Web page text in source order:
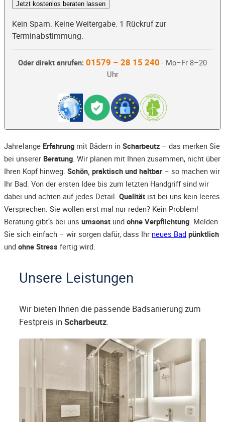
Jetzt kostenlos beraten lassen
Kein Spam. Keine Weitergabe. 1 Rückruf zur
Terminabstimmung.
Oder direkt anrufen: 01579 – 28 15 240 · Mo–Fr 8–20
Uhr
Jahrelange Erfahrung mit Bädern in Scharbeutz – das merken Sie
bei unserer Beratung. Wir planen mit Ihnen zusammen, nicht über
Ihren Kopf hinweg. Schön, praktisch und haltbar– so machen wir
Ihr Bad. Von der ersten Idee bis zum letzten Handgriff sind wir
dabei und achten auf jedes Detail. Qualität ist bei uns kein leeres
Versprechen. Sie wollen erst mal nur reden? Kein Problem!
Beratung gibt’s bei uns umsonst und ohne Verpflichtung. Melden
Sie sich einfach – wir sorgen dafür, dass Ihr neues Bad pünktlich
und ohne Stress fertig wird.
Unsere Leistungen
Wir bieten Ihnen die passende Badsanierung zum
Festpreis in Scharbeutz.